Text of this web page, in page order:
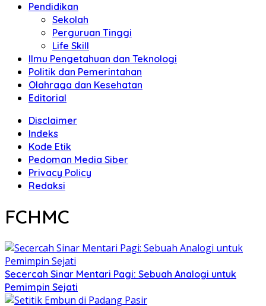
Pendidikan
Sekolah
Perguruan Tinggi
Life Skill
Ilmu Pengetahuan dan Teknologi
Politik dan Pemerintahan
Olahraga dan Kesehatan
Editorial
Disclaimer
Indeks
Kode Etik
Pedoman Media Siber
Privacy Policy
Redaksi
FCHMC
Secercah Sinar Mentari Pagi: Sebuah Analogi untuk
Pemimpin Sejati